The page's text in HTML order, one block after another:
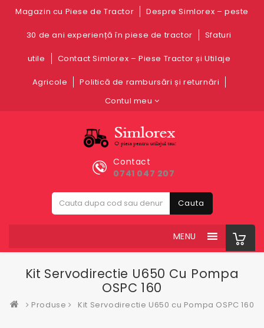
Magazin cu Piese de Tractor Despre Simlorex – peste
30 de ani experiență în piese de tractor Sfaturi
utile Contact Simlorex – Piese Tractor și Utilaje
Agricole
Politică de rambursări și returnări
Contul meu
Contact
0741 047 207
Cauta
MENU
Kit Servodirectie U650 Cu Pompa
OSPC 160
Produse Kit Servodirectie U650 cu Pompa OSPC 160